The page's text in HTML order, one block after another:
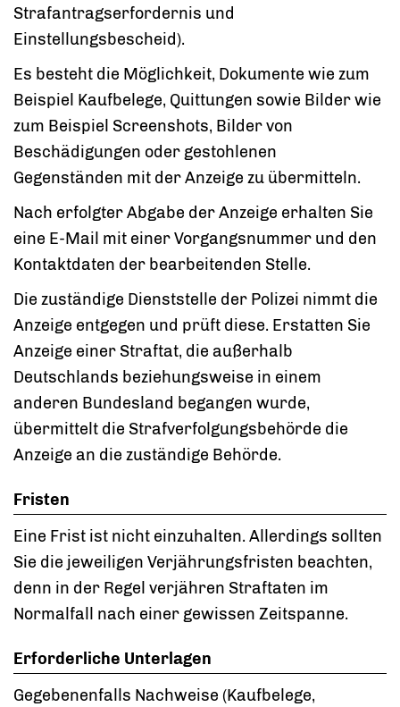
Strafantragserfordernis und
Einstellungsbescheid).
Es besteht die Möglichkeit, Dokumente wie zum
Beispiel Kaufbelege, Quittungen sowie Bilder wie
zum Beispiel Screenshots, Bilder von
Beschädigungen oder gestohlenen
Gegenständen mit der Anzeige zu übermitteln.
Nach erfolgter Abgabe der Anzeige erhalten Sie
eine E-Mail mit einer Vorgangsnummer und den
Kontaktdaten der bearbeitenden Stelle.
Die zuständige Dienststelle der Polizei nimmt die
Anzeige entgegen und prüft diese. Erstatten Sie
Anzeige einer Straftat, die außerhalb
Deutschlands beziehungsweise in einem
anderen Bundesland begangen wurde,
übermittelt die Strafverfolgungsbehörde die
Anzeige an die zuständige Behörde.
Fristen
Eine Frist ist nicht einzuhalten. Allerdings sollten
Sie die jeweiligen Verjährungsfristen beachten,
denn in der Regel verjähren Straftaten im
Normalfall nach einer gewissen Zeitspanne.
Erforderliche Unterlagen
Gegebenenfalls Nachweise (Kaufbelege,